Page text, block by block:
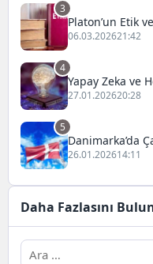
3
Platon’un Etik
06.03.202621:42
4
Yapay Zeka ve
27.01.202620:28
5
Danimarka’da
26.01.202614:11
Daha Fazlasını